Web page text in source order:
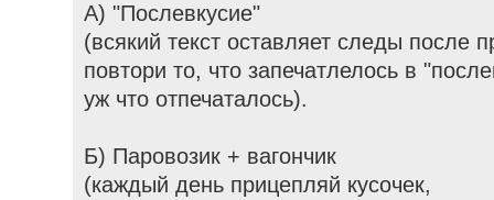
А) "Послевкусие"
(всякий текст оставляет следы после
повтори то, что запечатлелось в
уж что отпечаталось).
Б) Паровозик + вагончик
(каждый день прицепляй кусочек,